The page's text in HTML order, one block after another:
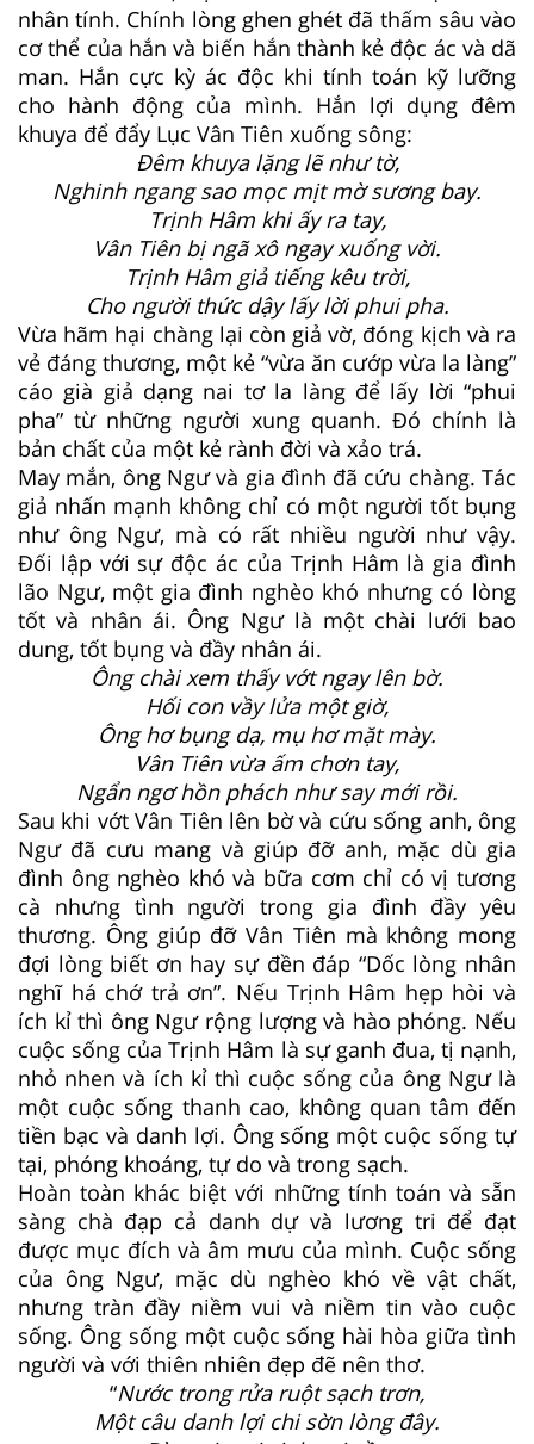
nhân tính. Chính lòng ghen ghét đã thấm sâu vào
cơ thể của hắn và biến hắn thành kẻ độc ác và dã
man. Hắn cực kỳ ác độc khi tính toán kỹ lưỡng
cho hành động của mình. Hắn lợi dụng đêm
khuya để đẩy Lục Vân Tiên xuống sông:
Đêm khuya lặng lẽ như tờ,
Nghinh ngang sao mọc mịt mờ sương bay.
Trịnh Hâm khi ấy ra tay,
Vân Tiên bị ngã xô ngay xuống vời.
Trịnh Hâm giả tiếng kêu trời,
Cho người thức dậy lấy lời phui pha.
Vừa hãm hại chàng lại còn giả vờ, đóng kịch và ra
vẻ đáng thương, một kẻ “vừa ăn cướp vừa la làng”
cáo già giả dạng nai tơ la làng để lấy lời “phui
pha” từ những người xung quanh. Đó chính là
bản chất của một kẻ rành đời và xảo trá.
May mắn, ông Ngư và gia đình đã cứu chàng. Tác
giả nhấn mạnh không chỉ có một người tốt bụng
như ông Ngư, mà có rất nhiều người như vậy.
Đối lập với sự độc ác của Trịnh Hâm là gia đình
lão Ngư, một gia đình nghèo khó nhưng có lòng
tốt và nhân ái. Ông Ngư là một chài lưới bao
dung, tốt bụng và đầy nhân ái.
Ông chài xem thấy vớt ngay lên bờ.
Hối con vầy lửa một giờ,
Ông hơ bụng dạ, mụ hơ mặt mày.
Vân Tiên vừa ấm chơn tay,
Ngẩn ngơ hồn phách như say mới rồi.
Sau khi vớt Vân Tiên lên bờ và cứu sống anh, ông
Ngư đã cưu mang và giúp đỡ anh, mặc dù gia
đình ông nghèo khó và bữa cơm chỉ có vị tương
cà nhưng tình người trong gia đình đầy yêu
thương. Ông giúp đỡ Vân Tiên mà không mong
đợi lòng biết ơn hay sự đền đáp “Dốc lòng nhân
nghĩ há chớ trả ơn”. Nếu Trịnh Hâm hẹp hòi và
ích kỉ thì ông Ngư rộng lượng và hào phóng. Nếu
cuộc sống của Trịnh Hâm là sự ganh đua, tị nạnh,
nhỏ nhen và ích kỉ thì cuộc sống của ông Ngư là
một cuộc sống thanh cao, không quan tâm đến
tiền bạc và danh lợi. Ông sống một cuộc sống tự
tại, phóng khoáng, tự do và trong sạch.
Hoàn toàn khác biệt với những tính toán và sẵn
sàng chà đạp cả danh dự và lương tri để đạt
được mục đích và âm mưu của mình. Cuộc sống
của ông Ngư, mặc dù nghèo khó về vật chất,
nhưng tràn đầy niềm vui và niềm tin vào cuộc
sống. Ông sống một cuộc sống hài hòa giữa tình
người và với thiên nhiên đẹp đẽ nên thơ.
“Nước trong rửa ruột sạch trơn,
Một câu danh lợi chi sờn lòng đây.